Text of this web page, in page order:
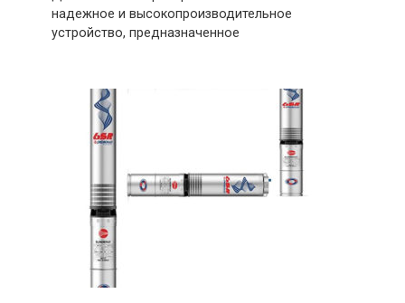
надежное и высокопроизводительное
устройство, предназначенное